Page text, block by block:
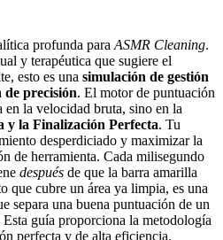
profunda para ASMR Cleaning.
y terapéutica que sugiere el
esto es una simulación de gestión
de precisión. El motor de puntuación
en la velocidad bruta, sino en la
y la Finalización Perfecta. Tu
desperdiciado y maximizar la
de herramienta. Cada milisegundo
después de que la barra amarilla
que cubre un área ya limpia, es una
separa una buena puntuación de un
guía proporciona la metodología
perfecta y de alta eficiencia.